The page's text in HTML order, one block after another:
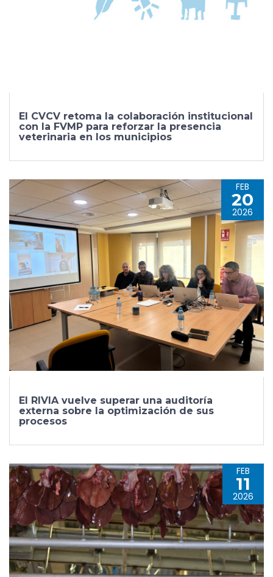
El CVCV retoma la colaboración institucional
con la FVMP para reforzar la presencia
veterinaria en los municipios
FEB
20
2026
El RIVIA vuelve superar una auditoría
externa sobre la optimización de sus
procesos
FEB
11
2026